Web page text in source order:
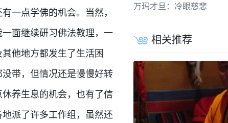
一点学佛的机会。当然，
面继续研习佛法教理，一
他地方都发生了生活困
带，但情况还是慢慢好转
养生息的机会，也有了信
派了许多工作组，虽然还
万玛才旦：冷眼慈悲
相关推荐